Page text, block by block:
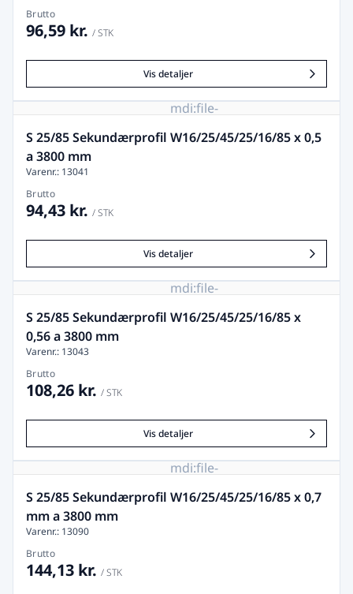
Brutto
96,59 kr. / STK
Vis detaljer
mdi:file-
image-
remove
S 25/85 Sekundærprofil W16/25/45/25/16/85 x 0,5
a 3800 mm
Varenr.: 13041
Brutto
94,43 kr. / STK
Vis detaljer
mdi:file-
image-
remove
S 25/85 Sekundærprofil W16/25/45/25/16/85 x
0,56 a 3800 mm
Varenr.: 13043
Brutto
108,26 kr. / STK
Vis detaljer
mdi:file-
image-
remove
S 25/85 Sekundærprofil W16/25/45/25/16/85 x 0,7
mm a 3800 mm
Varenr.: 13090
Brutto
144,13 kr. / STK